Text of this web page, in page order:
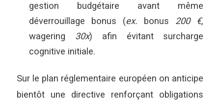
gestion budgétaire avant même
déverrouillage bonus (ex. bonus 200 €,
wagering 30x) afin évitant surcharge
cognitive initiale.
Sur le plan réglementaire européen on anticipe
bientôt une directive renforçant obligations